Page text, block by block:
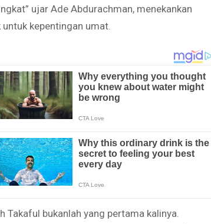
ujar Ade Abdurachman, menekankan
kepentingan umat.
Takaful bukanlah yang pertama kalinya.